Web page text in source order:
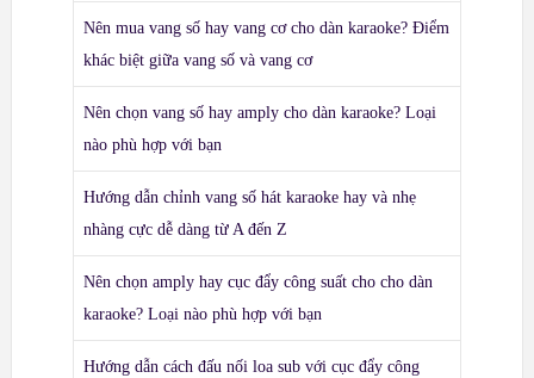
Nên mua vang số hay vang cơ cho dàn karaoke? Điểm
khác biệt giữa vang số và vang cơ
Nên chọn vang số hay amply cho dàn karaoke? Loại
nào phù hợp với bạn
Hướng dẫn chỉnh vang số hát karaoke hay và nhẹ
nhàng cực dễ dàng từ A đến Z
Nên chọn amply hay cục đẩy công suất cho cho dàn
karaoke? Loại nào phù hợp với bạn
Hướng dẫn cách đấu nối loa sub với cục đẩy công